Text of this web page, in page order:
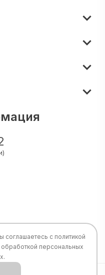
соглашаетесь с политикой
персональных